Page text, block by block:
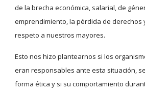
de la brecha económica, salarial, de
emprendimiento, la pérdida de derechos
respeto a nuestros mayores.
Esto nos hizo plantearnos si los
eran responsables ante esta situación,
forma ética y si su comportamiento